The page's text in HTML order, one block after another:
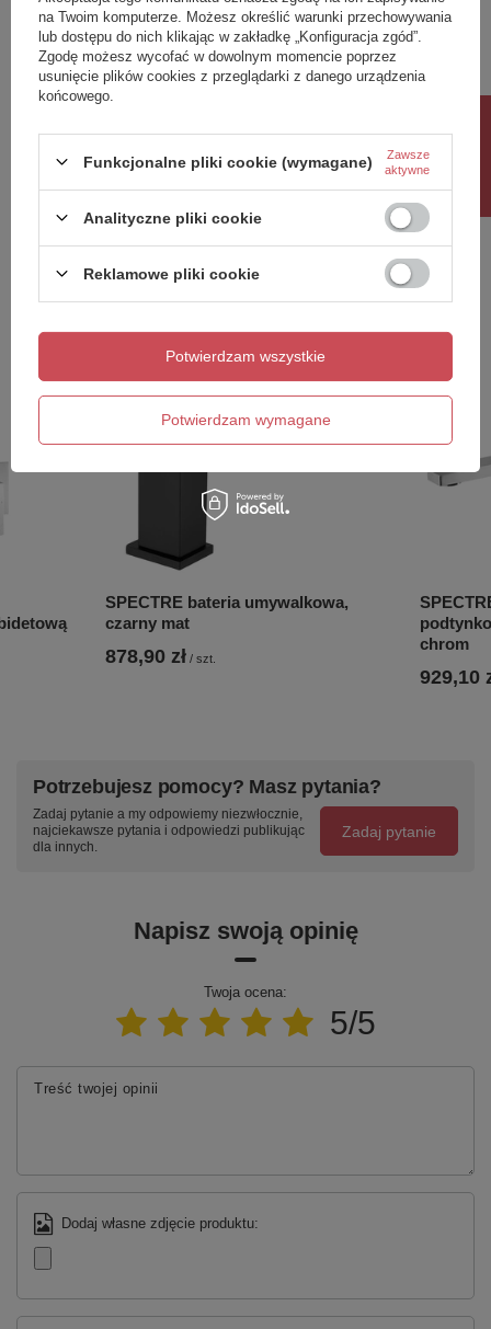
Przedłużona gwarancja na szczelność baterii
Jak wymienić głowicę » Film instruktażowy, jak wymienić
głowice w baterii z tej serii
Marka
SAPHO
Seria
LATUS
Szerokość
140 mm
Instalacja
Rodzaj sterowania
Dźwignia
Średnica głowicy
35 mm
Wyposażenie
2 funkcyjna
1 szt.
8590913825873
84818011
6 lat
Symbol 1102-42
Seria LATUS
Produkt na zamówienie czas
produkcji (dni):
Gwarancja w miesiącach 72
Zobacz również
SPECTRE bateria umywalkowa,
czarny mat
878,90 zł / szt.
chrom
929,10
Potrzebujesz pomocy? Masz pytania?
Zadaj pytanie a my odpowiemy niezwłocznie,
najciekawsze pytania i odpowiedzi publikując
dla innych.
Zadaj pytanie
Napisz swoją opinię
Twoja ocena:
5/5
Treść twojej opinii
Dodaj własne zdjęcie produktu:
na Twoim komputerze. Możesz określić warunki przechowywania
lub dostępu do nich klikając w zakładkę „Konfiguracja zgód”.
Zgodę możesz wycofać w dowolnym momencie poprzez
usunięcie plików cookies z przeglądarki z danego urządzenia
końcowego.
Funkcjonalne pliki cookie (wymagane)
Zawsze
aktywne
Analityczne pliki cookie
Reklamowe pliki cookie
Potwierdzam wymagane
Potwierdzam wszystkie